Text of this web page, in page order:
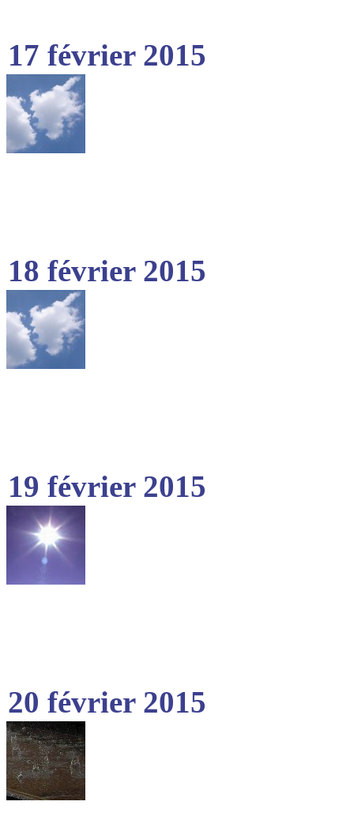
17 février 2015
18 février 2015
19 février 2015
20 février 2015